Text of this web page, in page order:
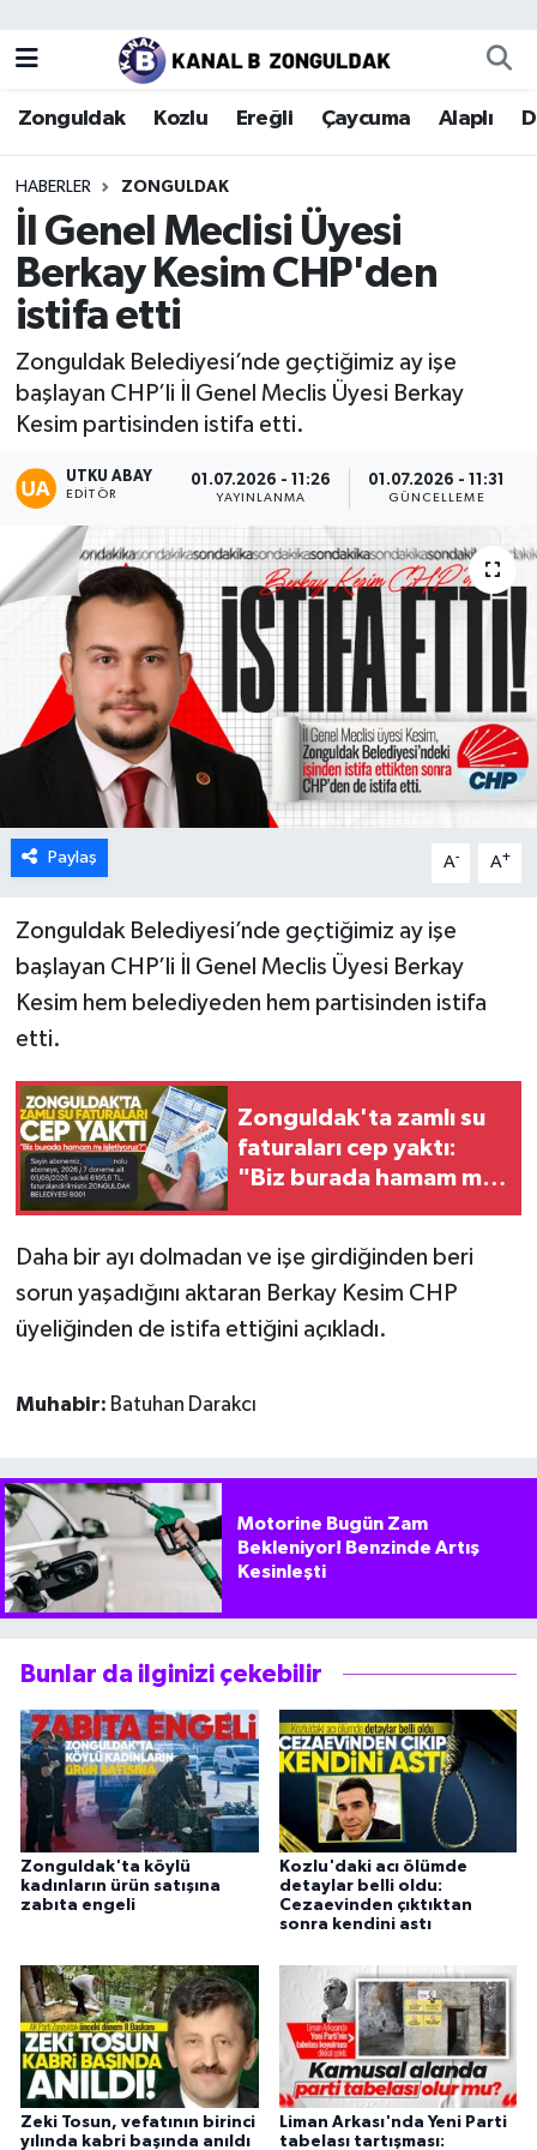
Zonguldak Kozlu Ereğli Çaycuma Alaplı
HABERLER ZONGULDAK
İl Genel Meclisi Üyesi
Berkay Kesim CHP'den
istifa etti
Zonguldak Belediyesi’nde geçtiğimiz ay işe
başlayan CHP’li İl Genel Meclis Üyesi Berkay
Kesim partisinden istifa etti.
UTKU ABAY
EDITÖR
01.07.2026 - 11:26
YAYINLANMA
01.07.2026 - 11:31
GÜNCELLEME
Paylaş A- A+
Zonguldak Belediyesi’nde geçtiğimiz ay işe
başlayan CHP’li İl Genel Meclis Üyesi Berkay
Kesim hem belediyeden hem partisinden istifa
etti.
Zonguldak'ta zamlı su
faturaları cep yaktı:
"Biz burada hamam mı
Daha bir ayı dolmadan ve işe girdiğinden beri
sorun yaşadığını aktaran Berkay Kesim CHP
üyeliğinden de istifa ettiğini açıkladı.
Muhabir: Batuhan Darakcı
Motorine Bugün Zam
Bekleniyor! Benzinde Artış
Kesinleşti
Bunlar da ilginizi çekebilir
Zonguldak'ta köylü
kadınların ürün satışına
zabıta engeli
Kozlu'daki acı ölümde
detaylar belli oldu:
Cezaevinden çıktıktan
sonra kendini astı
Zeki Tosun, vefatının birinci
yılında kabri başında anıldı
Liman Arkası'nda Yeni Parti
tabelası tartışması:
Zonguldak
Kozlu
Ereğli
Çaycuma
Alaplı
Devrek
Karabük
Spor
Ulusal
Zonguldak Nöbetçi Eczaneler
Zonguldak Hava Durumu
Zonguldak Trafik Yoğunluk Haritası
Puan Durumu ve Fikstür
Tüm Manşetler
Son Dakika Haberleri